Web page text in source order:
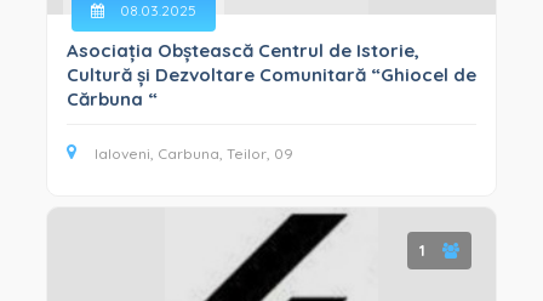
08.03.2025
Asociația Obștească Centrul de Istorie,
Cultură și Dezvoltare Comunitară “Ghiocel de
Cărbuna “
Ialoveni, Carbuna, Teilor, 09
1